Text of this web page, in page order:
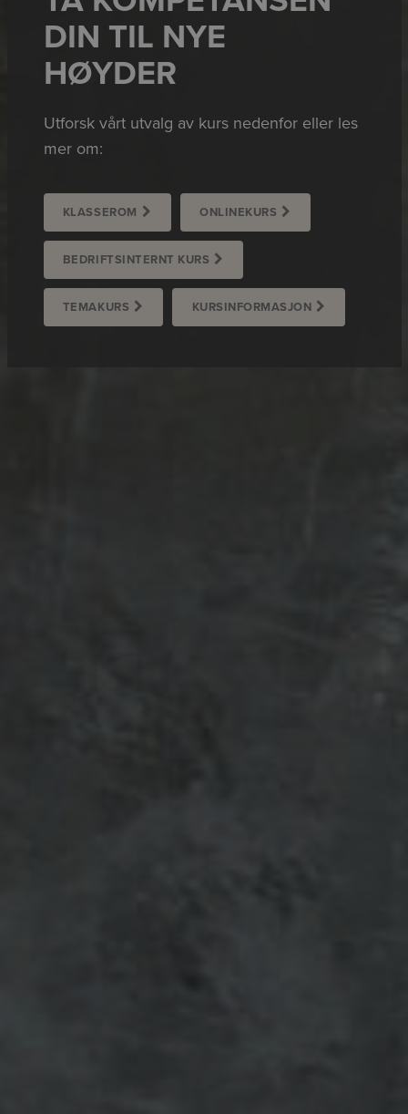
DIN TIL NYE
HØYDER
Utforsk vårt utvalg av kurs nedenfor eller les
mer om:
KLASSEROM ONLINEKURS
BEDRIFTSINTERNT KURS
TEMAKURS KURSINFORMASJON